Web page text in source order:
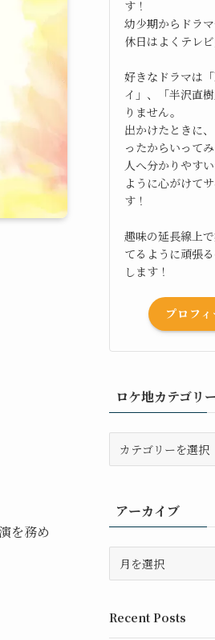
を務め
す！
幼少期からドラ
休日はよくテレビ
好きなドラマは
イ」、「半沢直
りません。
出かけたときに
ったからいって
人へ分かりやす
ように心がけて
す！
趣味の延長線上
てるように頑張
します！
プロフ
ロケ地カテゴリ
テ
ゴ
リ
アーカイブ
ブ
Recent Posts